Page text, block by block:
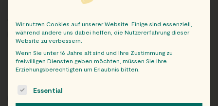
Wähle deinen Abholort:
Preis
incl. 10% MwSt.
Wir nutzen Cookies auf unserer Website. Einige sind essenziell,
während andere uns dabei helfen, die Nutzererfahrung dieser
Website zu verbessern.
Wenn Sie unter 16 Jahre alt sind und Ihre Zustimmung zu
freiwilligen Diensten geben möchten, müssen Sie Ihre
Erziehungsberechtigten um Erlaubnis bitten.
The following is a list of service groups for which consent
Essential